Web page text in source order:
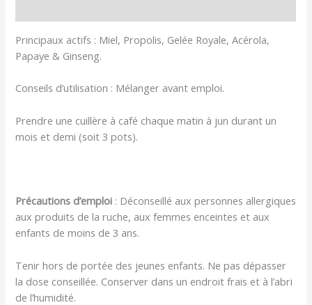
Principaux actifs : Miel, Propolis, Gelée Royale, Acérola,
Papaye & Ginseng.
Conseils d’utilisation : Mélanger avant emploi.
Prendre une cuillère à café chaque matin à jun durant un
mois et demi (soit 3 pots).
Précautions d’emploi : Déconseillé aux personnes allergiques
aux produits de la ruche, aux femmes enceintes et aux
enfants de moins de 3 ans.
Tenir hors de portée des jeunes enfants. Ne pas dépasser
la dose conseillée. Conserver dans un endroit frais et à l’abri
de l’humidité.